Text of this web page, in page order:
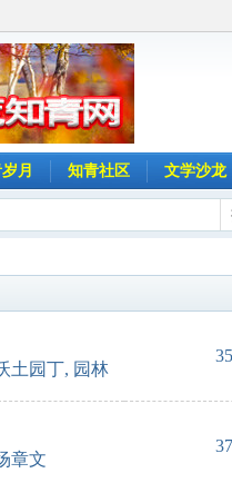
月 知青社区 文学沙龙
土园丁, 园林
章文